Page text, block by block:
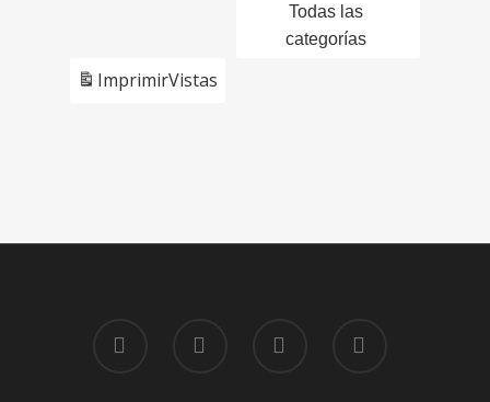
Todas las
categorías
ImprimirVistas